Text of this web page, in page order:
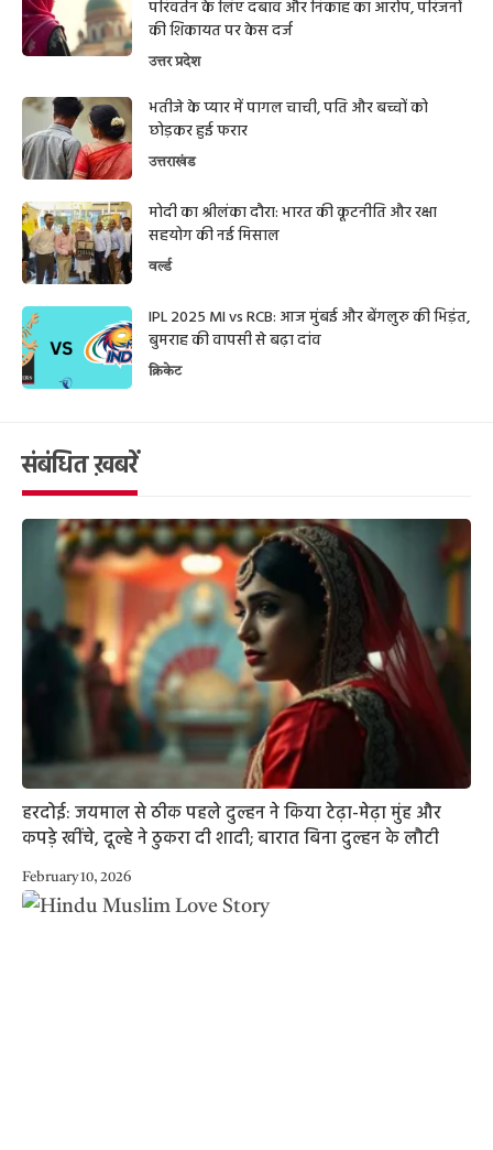
परिवर्तन के लिए दबाव और निकाह का आरोप, परिजनों
की शिकायत पर केस दर्ज
उत्तर प्रदेश
भतीजे के प्यार में पागल चाची, पति और बच्चों को
छोड़कर हुई फरार
उत्तराखंड
मोदी का श्रीलंका दौरा: भारत की कूटनीति और रक्षा
सहयोग की नई मिसाल
वर्ल्ड
IPL 2025 MI vs RCB: आज मुंबई और बेंगलुरु की भिड़ंत,
बुमराह की वापसी से बढ़ा दांव
क्रिकेट
संबंधित ख़बरें
हरदोई: जयमाल से ठीक पहले दुल्हन ने किया टेढ़ा-मेढ़ा मुंह और
कपड़े खींचे, दूल्हे ने ठुकरा दी शादी; बारात बिना दुल्हन के लौटी
February 10, 2026